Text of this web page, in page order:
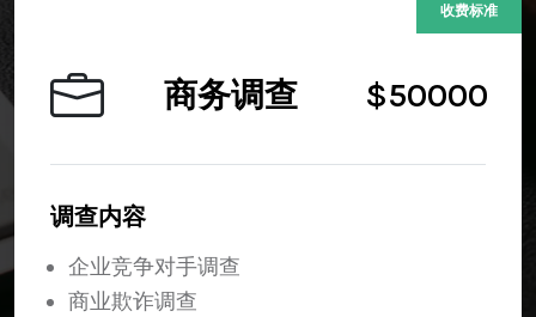
商务调查 $50000
收费标准
调查内容
企业竞争对手调查
商业欺诈调查